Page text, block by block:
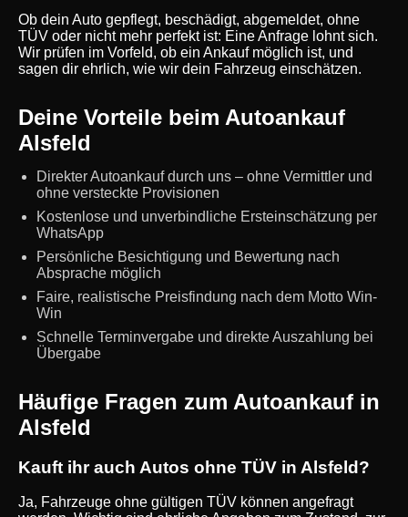
Ob dein Auto gepflegt, beschädigt, abgemeldet, ohne
TÜV oder nicht mehr perfekt ist: Eine Anfrage lohnt sich.
Wir prüfen im Vorfeld, ob ein Ankauf möglich ist, und
sagen dir ehrlich, wie wir dein Fahrzeug einschätzen.
Deine Vorteile beim Autoankauf
Alsfeld
Direkter Autoankauf durch uns – ohne Vermittler und
ohne versteckte Provisionen
Kostenlose und unverbindliche Ersteinschätzung per
WhatsApp
Persönliche Besichtigung und Bewertung nach
Absprache möglich
Faire, realistische Preisfindung nach dem Motto Win-
Win
Schnelle Terminvergabe und direkte Auszahlung bei
Übergabe
Häufige Fragen zum Autoankauf in
Alsfeld
Kauft ihr auch Autos ohne TÜV in Alsfeld?
Ja, Fahrzeuge ohne gültigen TÜV können angefragt